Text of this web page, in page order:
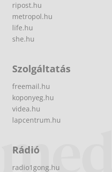
ripost.hu
metropol.hu
life.hu
she.hu
Szolgáltatás
freemail.hu
koponyeg.hu
videa.hu
lapcentrum.hu
Rádió
radio1gong.hu